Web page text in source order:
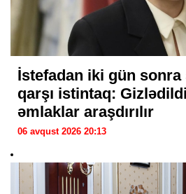
İstefadan iki gün
qarşı istintaq:
əmlaklar araşdırılır
06 avqust 2026 20:13